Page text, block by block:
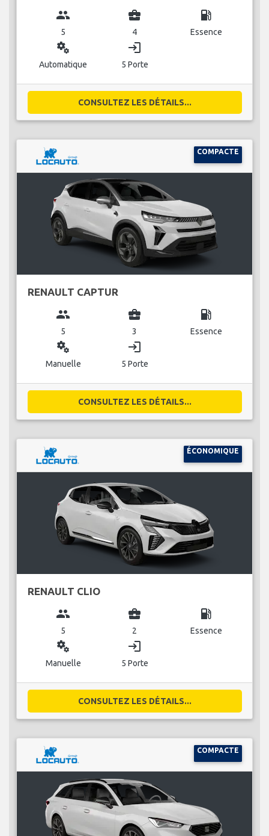
group
5
business_center
4
local_gas_station
Essence
miscellaneous_services
Automatique
login
5 Porte
CONSULTEZ LES DÉTAILS...
COMPACTE
RENAULT CAPTUR
group
5
business_center
3
local_gas_station
Essence
miscellaneous_services
Manuelle
login
5 Porte
CONSULTEZ LES DÉTAILS...
ÉCONOMIQUE
RENAULT CLIO
group
5
business_center
2
local_gas_station
Essence
miscellaneous_services
Manuelle
login
5 Porte
CONSULTEZ LES DÉTAILS...
COMPACTE